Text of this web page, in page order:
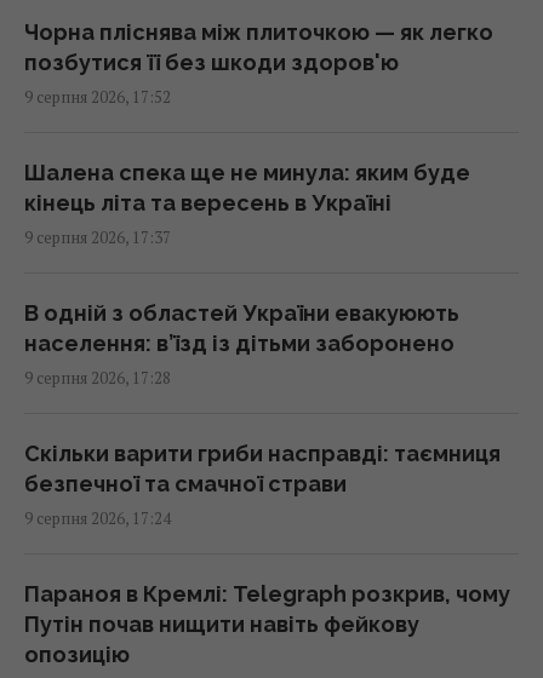
10 серпня: церковне свято сьогодні, чому
цього дня треба погладити чорного кота
17:10 неділя, 09 серпня 2026
У РФ кажуть про пуски Х-101 із носіїв КАБів
Су-34: аналітики оцінили, чи це можливо
17:01 неділя, 09 серпня 2026
Гороскоп на 10 серпня: Левам – діяти
сміливіше, Тельцям – вибачення
17:00 неділя, 09 серпня 2026
Ескалація повітряної війни призвела до
росту жертв серед мирного населення
України, – CNN
Метеозалежність – це не міф: лікарка
розповіла про вплив погоди на здоров’я
Чорна пліснява між плиточкою — як легко
позбутися її без шкоди здоров'ю
9 серпня 2026, 17:52
Шалена спека ще не минула: яким буде
кінець літа та вересень в Україні
9 серпня 2026, 17:37
В одній з областей України евакуюють
населення: в’їзд із дітьми заборонено
9 серпня 2026, 17:28
Скільки варити гриби насправді: таємниця
безпечної та смачної страви
9 серпня 2026, 17:24
Параноя в Кремлі: Telegraph розкрив, чому
Путін почав нищити навіть фейкову
опозицію